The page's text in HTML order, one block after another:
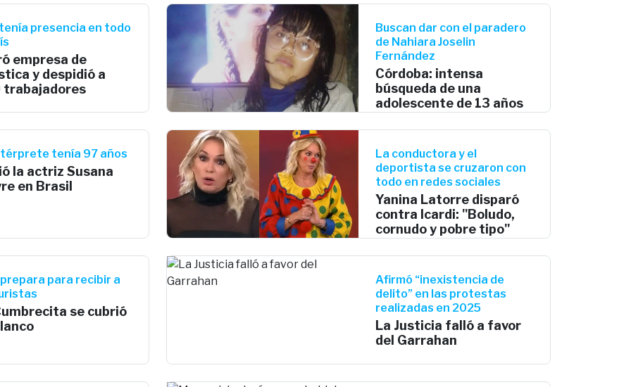
presencia en todo
empresa de
y despidió a
trabajadores
Buscan dar con el paradero
de Nahiara Joselin
Fernández
Córdoba: intensa
búsqueda de una
adolescente de 13 años
tenía 97 años
la actriz Susana
en Brasil
La conductora y el
deportista se cruzaron con
todo en redes sociales
Yanina Latorre disparó
contra Icardi: "Boludo,
cornudo y pobre tipo"
para recibir a
se cubrió
Afirmó “inexistencia de
delito” en las protestas
realizadas en 2025
La Justicia falló a favor
del Garrahan